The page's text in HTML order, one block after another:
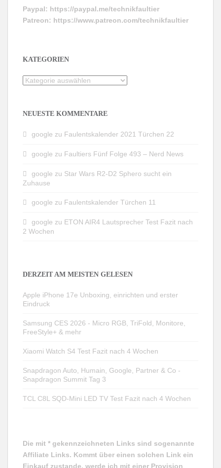
Paypal: https://paypal.me/technikfaultier
Patreon: https://www.patreon.com/technikfaultier
KATEGORIEN
Kategorien
NEUESTE KOMMENTARE
google zu Faulentskalender 2021 Türchen 22
google zu Faultiers Fünf Folge 493 – Nerd News
google zu Star Wars R2-D2 Sphero sucht ein
Zuhause
google zu Faulentskalender Türchen 11
google zu ETON AIR4 Lautsprecher Test Fazit nach
2 Wochen
DERZEIT AM MEISTEN GELESEN
Apple iPhone 17e Unboxing, einrichten und erster
Eindruck
Samsung CES 2026 - Micro RGB, TriFold, Monitore,
FreeStyle+ & mehr
Xiaomi Watch S4 Test Fazit nach 4 Wochen
Snapdragon Auto, Humain, Google, Partner & Co -
Snapdragon Summit Tag 3
TCL C8L SQD-Mini LED TV Test Fazit nach 4 Wochen
Die mit * gekennzeichneten Links sind sogenannte
Affiliate Links. Kommt über einen solchen Link ein
Einkauf zustande, werde ich mit einer Provision